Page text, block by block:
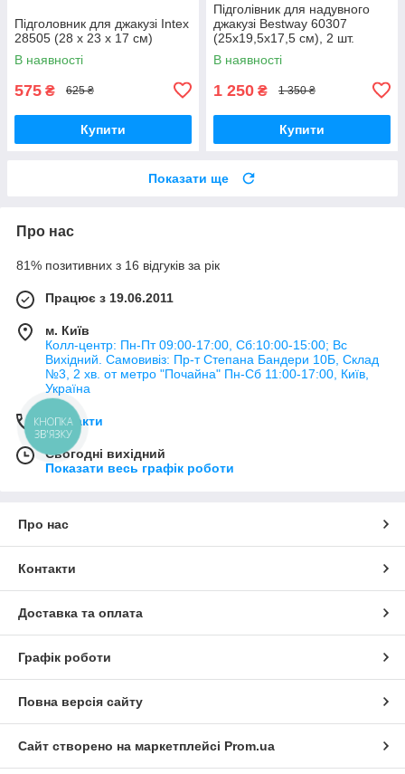
Підголовник для джакузі Intex
28505 (28 х 23 х 17 см)
В наявності
575 ₴ 625 ₴
Купити
Підголівник для надувного
джакузі Bestway 60307
(25x19,5x17,5 см), 2 шт.
В наявності
1 250 ₴ 1 350 ₴
Купити
Показати ще
Про нас
81% позитивних з 16 відгуків за рік
Працює з 19.06.2011
м. Київ
Колл-центр: Пн-Пт 09:00-17:00, Сб:10:00-15:00; Вс
Вихідний. Самовивіз: Пр-т Степана Бандери 10Б, Склад
№3, 2 хв. от метро "Почайна" Пн-Cб 11:00-17:00, Київ,
Україна
Контакти
Сьогодні вихідний
Показати весь графік роботи
Про нас
Контакти
Доставка та оплата
Графік роботи
Повна версія сайту
Сайт створено на маркетплейсі Prom.ua
КНОПКА
ЗВ'ЯЗКУ